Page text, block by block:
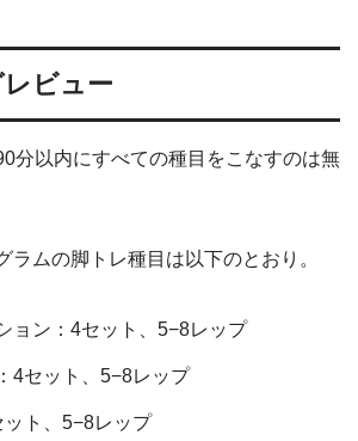
レビュー
分以内にすべての種目をこなすのは無
ラムの脚トレ種目は以下のとおり。
ョン：4セット、5−8レップ
4セット、5−8レップ
ト、5−8レップ